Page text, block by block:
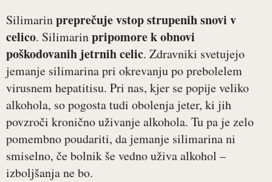
Silimarinpreprečuje vstop strupenih snovi v
celico. Silimarinpripomore k obnovi
poškodovanih jetrnih celic. Zdravniki svetujejo
jemanje silimarina pri okrevanju po prebolelem
virusnem hepatitisu. Pri nas, kjer se popije veliko
alkohola, so pogosta tudi obolenja jeter, ki jih
povzroči kronično uživanje alkohola. Tu pa je zelo
pomembno poudariti, da jemanje silimarina ni
smiselno, če bolnik še vedno uživa alkohol –
izboljšanja ne bo.